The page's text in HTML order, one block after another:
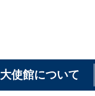
大使館について